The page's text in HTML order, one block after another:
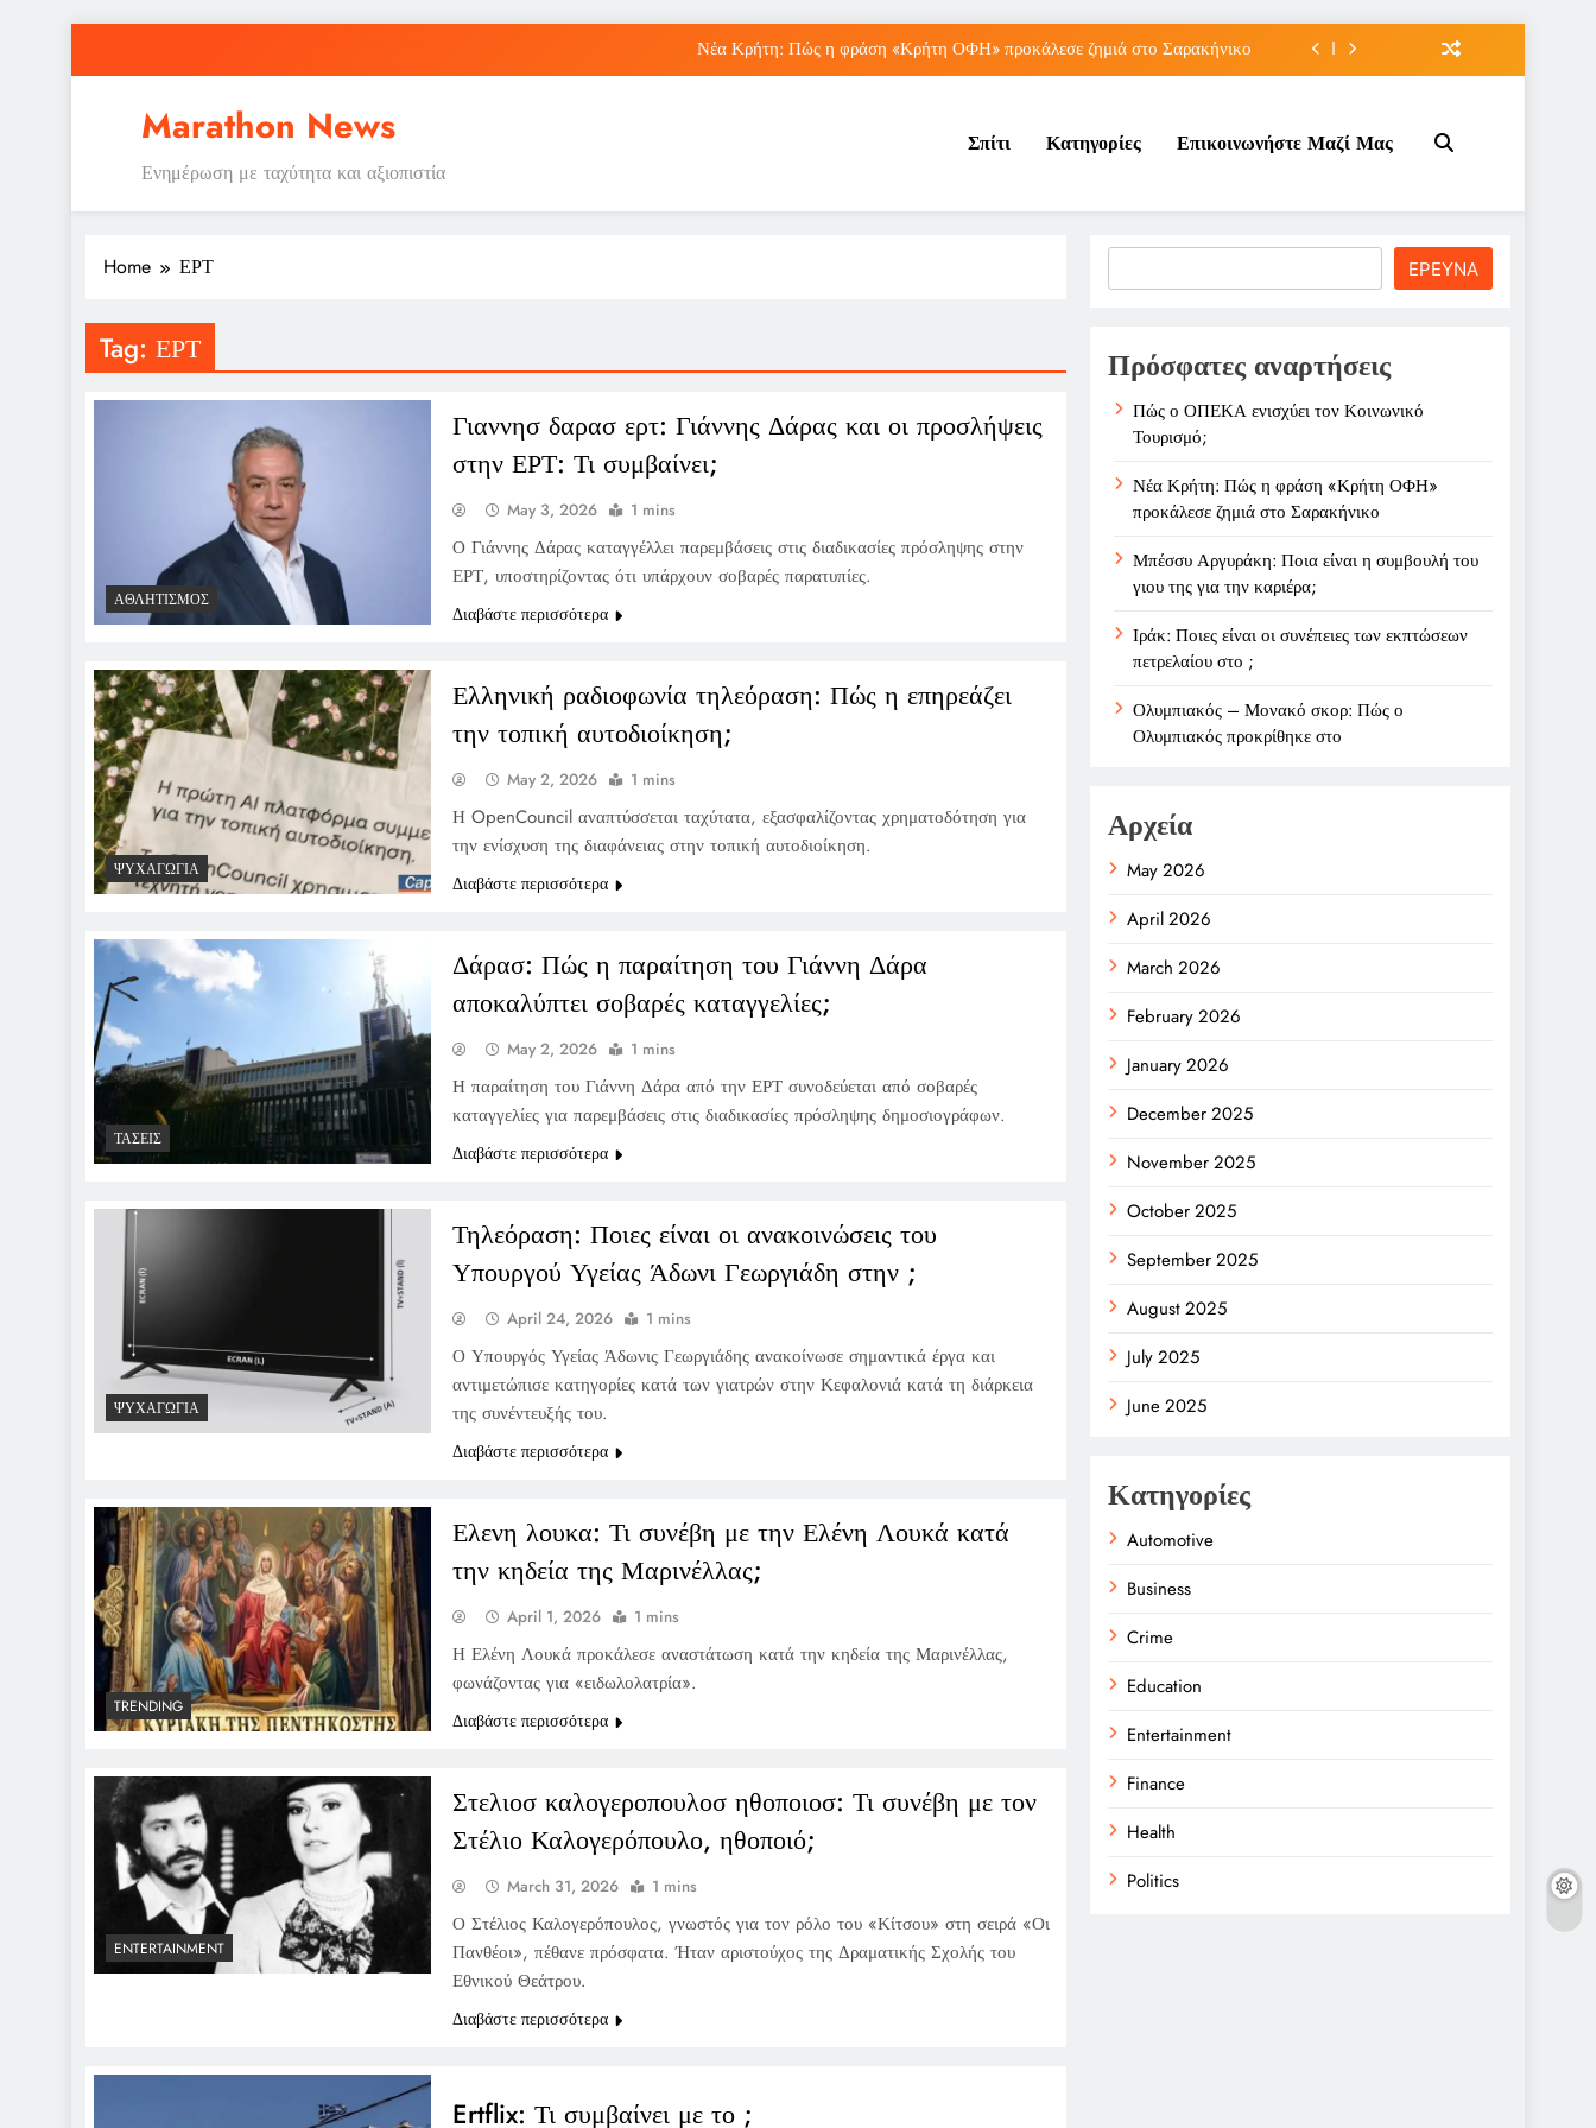
Νέα Κρήτη: Πώς η φράση «Κρήτη ΟΦΗ» προκάλεσε ζημιά στο Σαρακήνικο
Ιράκ: Ποιες είναι οι συνέπειες των εκπτώσεων πετρελαίου στο ;
Νέα Κρήτη: Πώς η φράση «Κρήτη ΟΦΗ» προκάλεσε ζημιά στο Σαρακήνικο
Μπέσσυ Αργυράκη: Ποια είναι η συμβουλή του γιου της για την καριέρα;
Marathon News
Ενημέρωση με ταχύτητα και αξιοπιστία
Σπίτι Κατηγορίες Επικοινωνήστε Μαζί Μας
Home ΕΡΤ
Tag: ΕΡΤ
ΑΘΛΗΤΙΣΜΌΣ
Γιαννησ δαρασ ερτ: Γιάννης Δάρας και οι προσλήψεις
στην ΕΡΤ: Τι συμβαίνει;
May 3, 2026 1 mins
Ο Γιάννης Δάρας καταγγέλλει παρεμβάσεις στις διαδικασίες πρόσληψης στην
ΕΡΤ, υποστηρίζοντας ότι υπάρχουν σοβαρές παρατυπίες.
Διαβάστε περισσότερα
ΨΥΧΑΓΩΓΊΑ
Ελληνική ραδιοφωνία τηλεόραση: Πώς η επηρεάζει
την τοπική αυτοδιοίκηση;
May 2, 2026 1 mins
Η OpenCouncil αναπτύσσεται ταχύτατα, εξασφαλίζοντας χρηματοδότηση για
την ενίσχυση της διαφάνειας στην τοπική αυτοδιοίκηση.
Διαβάστε περισσότερα
ΤΆΣΕΙΣ
Δάρασ: Πώς η παραίτηση του Γιάννη Δάρα
αποκαλύπτει σοβαρές καταγγελίες;
May 2, 2026 1 mins
Η παραίτηση του Γιάννη Δάρα από την ΕΡΤ συνοδεύεται από σοβαρές
καταγγελίες για παρεμβάσεις στις διαδικασίες πρόσληψης δημοσιογράφων.
Διαβάστε περισσότερα
ΨΥΧΑΓΩΓΊΑ
Τηλεόραση: Ποιες είναι οι ανακοινώσεις του
Υπουργού Υγείας Άδωνι Γεωργιάδη στην ;
April 24, 2026 1 mins
Ο Υπουργός Υγείας Άδωνις Γεωργιάδης ανακοίνωσε σημαντικά έργα και
αντιμετώπισε κατηγορίες κατά των γιατρών στην Κεφαλονιά κατά τη διάρκεια
της συνέντευξής του.
Διαβάστε περισσότερα
TRENDING
Ελενη λουκα: Τι συνέβη με την Ελένη Λουκά κατά
την κηδεία της Μαρινέλλας;
April 1, 2026 1 mins
Η Ελένη Λουκά προκάλεσε αναστάτωση κατά την κηδεία της Μαρινέλλας,
φωνάζοντας για «ειδωλολατρία».
Διαβάστε περισσότερα
ENTERTAINMENT
Στελιοσ καλογεροπουλοσ ηθοποιοσ: Τι συνέβη με τον
Στέλιο Καλογερόπουλο, ηθοποιό;
March 31, 2026 1 mins
Ο Στέλιος Καλογερόπουλος, γνωστός για τον ρόλο του «Κίτσου» στη σειρά «Οι
Πανθέοι», πέθανε πρόσφατα. Ήταν αριστούχος της Δραματικής Σχολής του
Εθνικού Θεάτρου.
Διαβάστε περισσότερα
Ertflix: Τι συμβαίνει με το ;
ΕΡΕΥΝΑ
Πρόσφατες αναρτήσεις
Πώς ο ΟΠΕΚΑ ενισχύει τον Κοινωνικό
Τουρισμό;
Νέα Κρήτη: Πώς η φράση «Κρήτη ΟΦΗ»
προκάλεσε ζημιά στο Σαρακήνικο
Μπέσσυ Αργυράκη: Ποια είναι η συμβουλή του
γιου της για την καριέρα;
Ιράκ: Ποιες είναι οι συνέπειες των εκπτώσεων
πετρελαίου στο ;
Ολυμπιακός – Μονακό σκορ: Πώς ο
Ολυμπιακός προκρίθηκε στο
Αρχεία
May 2026
April 2026
March 2026
February 2026
January 2026
December 2025
November 2025
October 2025
September 2025
August 2025
July 2025
June 2025
Κατηγορίες
Automotive
Business
Crime
Education
Entertainment
Finance
Health
Politics